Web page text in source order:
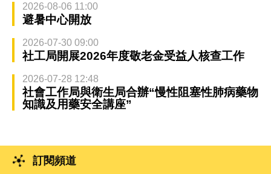
2026-08-06 11:00
避暑中心開放
2026-07-30 09:00
社工局開展2026年度敬老金受益人核查工作
2026-07-28 12:48
社會工作局與衛生局合辦“慢性阻塞性肺病藥物
知識及用藥安全講座”
訂閱頻道